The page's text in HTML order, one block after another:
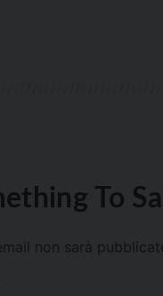
To
non sarà